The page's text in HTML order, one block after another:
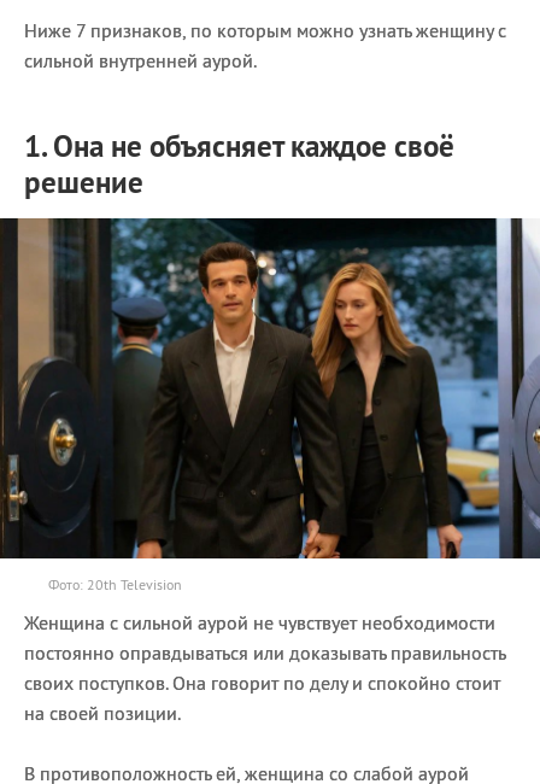
Ниже 7 признаков, по которым можно узнать женщину с
сильной внутренней аурой.
1. Она не объясняет каждое своё
решение
Фото: 20th Television
Женщина с сильной аурой не чувствует необходимости
постоянно оправдываться или доказывать правильность
своих поступков. Она говорит по делу и спокойно стоит
на своей позиции.
В противоположность ей, женщина со слабой аурой